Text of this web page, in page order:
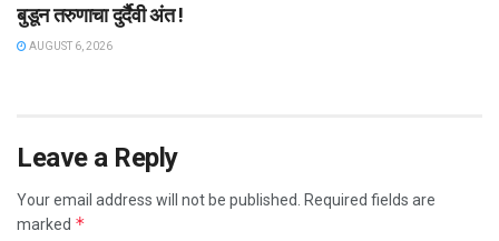
बुडून तरुणाचा दुर्दैवी अंत !
AUGUST 6, 2026
Leave a Reply
Your email address will not be published.
Required fields are
marked *